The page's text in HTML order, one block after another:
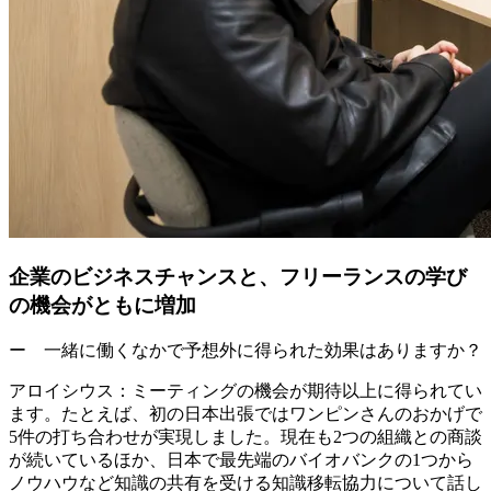
企業のビジネスチャンスと、フリーランスの学び
の機会がともに増加
ー 一緒に働くなかで予想外に得られた効果はありますか？
アロイシウス：
ミーティングの機会が期待以上に得られてい
ます。たとえば、 初の日本出張ではワンピンさんのおかげで
5件の打ち合わせが実現しました。現在も2つの組織との商談
が続いているほか、日本で最先端のバイオバンクの1つから
ノウハウなど知識の共有を受ける知識移転協力について話し